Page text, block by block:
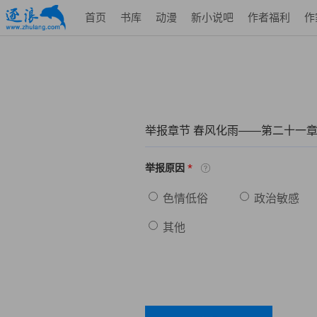
首页 书库 动漫 新小说吧 作者福利 作
举报章节 春风化雨——第二十一
举报原因 *
色情低俗 政治敏感
其他